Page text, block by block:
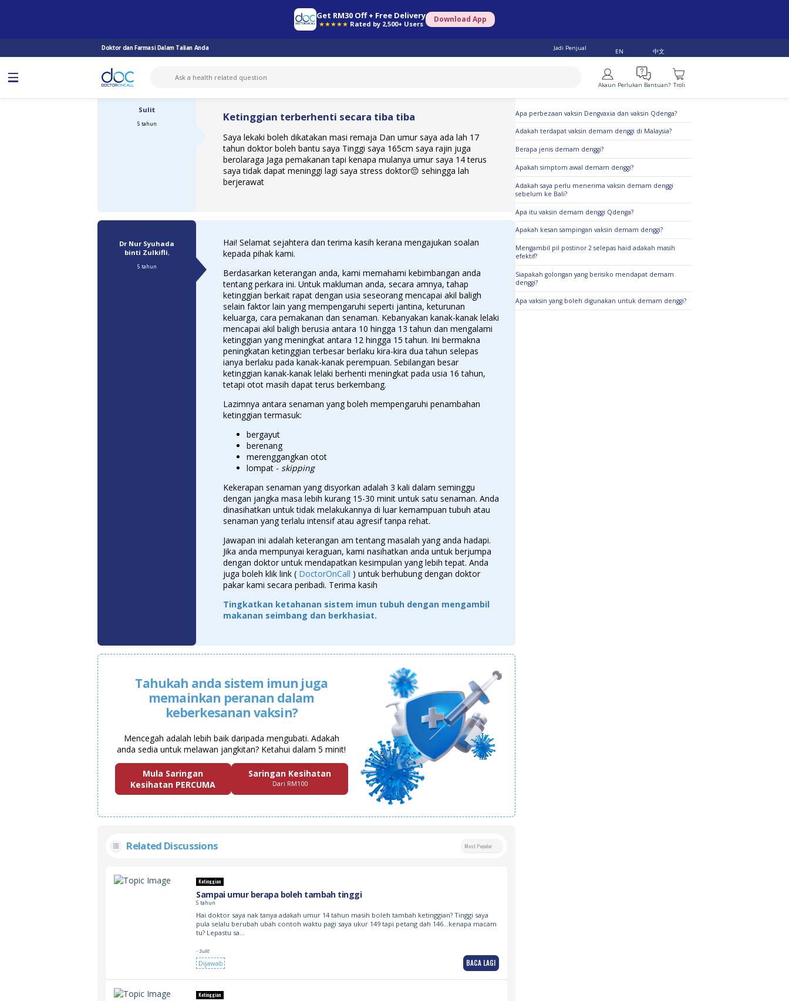
Get RM30 Off + Free Delivery
★★★★★ Rated by 2,500+ Users Download App
Doktor dan Farmasi Dalam Talian Anda Jadi Penjual
EN 中文
Akaun Perlukan Bantuan? Troli
Sulit
5 tahun
Ketinggian terberhenti secara tiba tiba
Saya lekaki boleh dikatakan masi remaja Dan umur saya ada lah 17
tahun doktor boleh bantu saya Tinggi saya 165cm saya rajin juga
berolaraga Jaga pemakanan tapi kenapa mulanya umur saya 14 terus
saya tidak dapat meninggi lagi saya stress doktor😔 sehingga lah
berjerawat
Dr Nur Syuhada
binti Zulkifli,
5 tahun
Hai! Selamat sejahtera dan terima kasih kerana mengajukan soalan
kepada pihak kami.
Berdasarkan keterangan anda, kami memahami kebimbangan anda
tentang perkara ini. Untuk makluman anda, secara amnya, tahap
ketinggian berkait rapat dengan usia seseorang mencapai akil baligh
selain faktor lain yang mempengaruhi seperti jantina, keturunan
keluarga, cara pemakanan dan senaman. Kebanyakan kanak-kanak lelaki
mencapai akil baligh berusia antara 10 hingga 13 tahun dan mengalami
ketinggian yang meningkat antara 12 hingga 15 tahun. Ini bermakna
peningkatan ketinggian terbesar berlaku kira-kira dua tahun selepas
ianya berlaku pada kanak-kanak perempuan. Sebilangan besar
ketinggian kanak-kanak lelaki berhenti meningkat pada usia 16 tahun,
tetapi otot masih dapat terus berkembang.
Lazimnya antara senaman yang boleh mempengaruhi penambahan
ketinggian termasuk:
bergayut
berenang
merenggangkan otot
lompat - skipping
Kekerapan senaman yang disyorkan adalah 3 kali dalam seminggu
dengan jangka masa lebih kurang 15-30 minit untuk satu senaman. Anda
dinasihatkan untuk tidak melakukannya di luar kemampuan tubuh atau
senaman yang terlalu intensif atau agresif tanpa rehat.
Jawapan ini adalah keterangan am tentang masalah yang anda hadapi.
Jika anda mempunyai keraguan, kami nasihatkan anda untuk berjumpa
dengan doktor untuk mendapatkan kesimpulan yang lebih tepat. Anda
juga boleh klik link ( DoctorOnCall ) untuk berhubung dengan doktor
pakar kami secara peribadi. Terima kasih
Tingkatkan ketahanan sistem imun tubuh dengan mengambil
makanan seimbang dan berkhasiat.
Tahukah anda sistem imun juga
memainkan peranan dalam
keberkesanan vaksin?
Mencegah adalah lebih baik daripada mengubati. Adakah
anda sedia untuk melawan jangkitan? Ketahui dalam 5 minit!
Mula Saringan
Kesihatan PERCUMA
Saringan Kesihatan
Dari RM100
Related Discussions Most Popular
Ketinggian
Sampai umur berapa boleh tambah tinggi
5 tahun
Hai doktor saya nak tanya adakah umur 14 tahun masih boleh tambah ketinggian? Tinggi saya
pula selalu berubah ubah contoh waktu pagi saya ukur 149 tapi petang dah 146…kenapa macam
tu? Lepastu sa…
- Sulit
Dijawab BACA LAGI
Ketinggian
Apa perbezaan vaksin Dengvaxia dan vaksin Qdenga?
Adakah terdapat vaksin demam denggi di Malaysia?
Berapa jenis demam denggi?
Apakah simptom awal demam denggi?
Adakah saya perlu menerima vaksin demam denggi
sebelum ke Bali?
Apa itu vaksin demam denggi Qdenga?
Apakah kesan sampingan vaksin demam denggi?
Mengambil pil postinor 2 selepas haid adakah masih
efektif?
Siapakah golongan yang berisiko mendapat demam
denggi?
Apa vaksin yang boleh digunakan untuk demam denggi?